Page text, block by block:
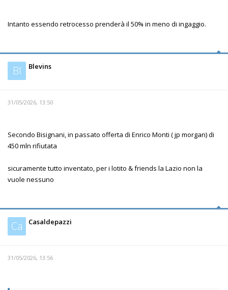
Intanto essendo retrocesso prenderà il 50% in meno di ingaggio.
Bl Blevins
31/05/2026, 13:50
Secondo Bisignani, in passato offerta di Enrico Monti ( jp morgan) di
450 mln rifiutata
sicuramente tutto inventato, per i lotito & friends la Lazio non la
vuole nessuno
Ca Casaldepazzi
31/05/2026, 13:56